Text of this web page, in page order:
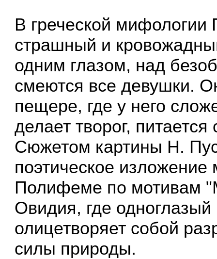
В греческой
страшный и
одним глазом, над
смеются все девушки.
пещере, где у него
делает творог,
Сюжетом картины Н.
поэтическое
Полифеме по мотивам
Овидия, где одноглазый
олицетворяет собой
силы природы.